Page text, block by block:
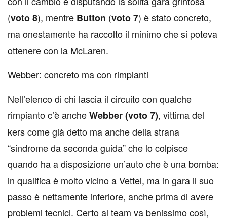
(voto 8), mentre Button (voto 7) è stato concreto,
ma onestamente ha raccolto il minimo che si poteva
ottenere con la McLaren.
Webber: concreto ma con rimpianti
Nell’elenco di chi lascia il circuito con qualche
rimpianto c’è ancheWebber (voto 7), vittima del
kers come già detto ma anche della strana
“sindrome da seconda guida” che lo colpisce
quando ha a disposizione un’auto che è una bomba:
in qualifica è molto vicino a Vettel, ma in gara il suo
passo è nettamente inferiore, anche prima di avere
problemi tecnici. Certo al team va benissimo così,